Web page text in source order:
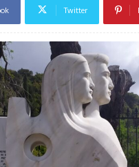
Twitter